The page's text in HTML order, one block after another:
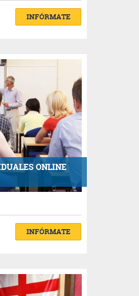
INFÓRMATE
ONLINE
INFÓRMATE